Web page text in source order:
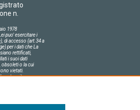
n.
1978
puo' esercitare i
di accesso (art.34 a
per i dati che La
rettificati,
i suoi dati
obsoleti o la cui
vietati.
nostro sito,